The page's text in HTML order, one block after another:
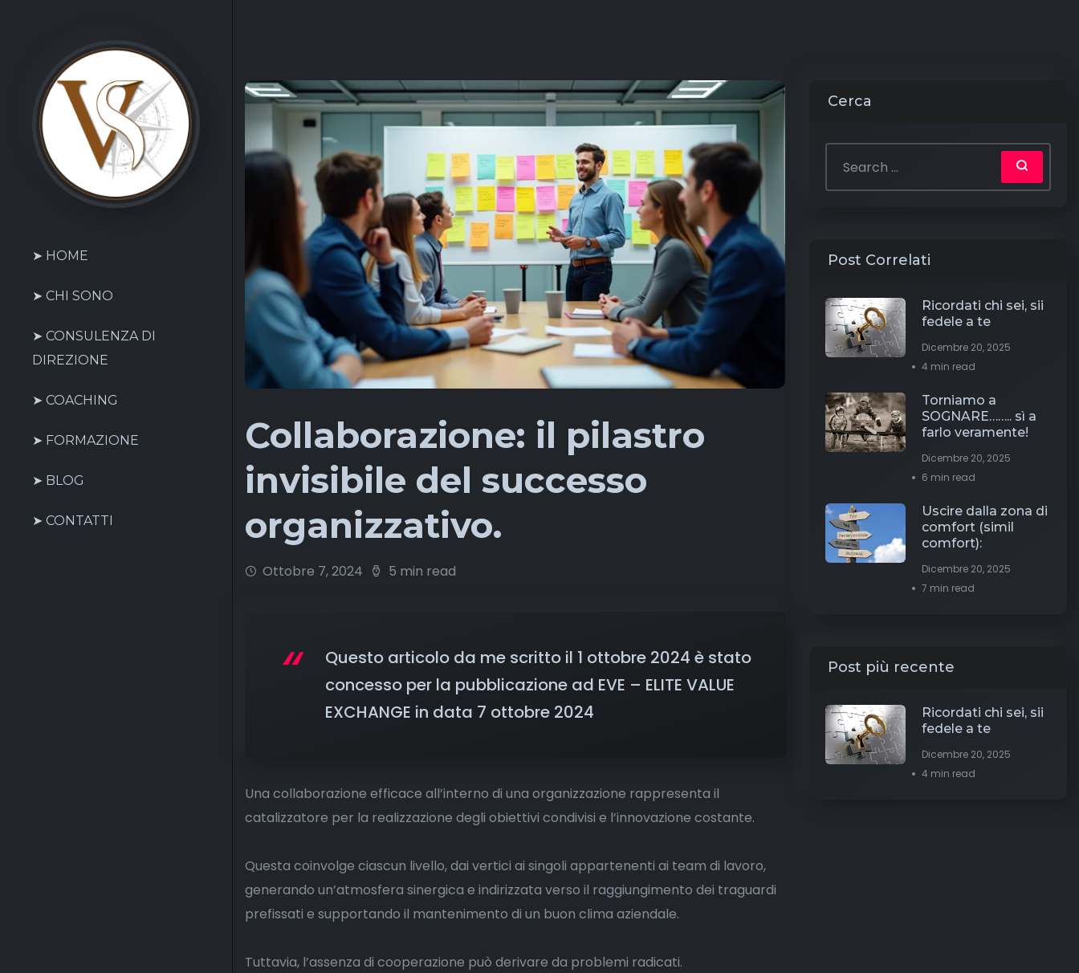
➤ HOME
➤ CHI SONO
➤ CONSULENZA DI
DIREZIONE
➤ COACHING
➤ FORMAZIONE
➤ BLOG
➤ CONTATTI
Collaborazione: il pilastro
invisibile del successo
organizzativo.
Ottobre 7, 2024 5 min read
Questo articolo da me scritto il 1 ottobre 2024 è stato
concesso per la pubblicazione ad EVE – ELITE VALUE
EXCHANGE in data 7 ottobre 2024
Una collaborazione efficace all’interno di una organizzazione rappresenta il
catalizzatore per la realizzazione degli obiettivi condivisi e l’innovazione costante.
Questa coinvolge ciascun livello, dai vertici ai singoli appartenenti ai team di lavoro,
generando un’atmosfera sinergica e indirizzata verso il raggiungimento dei traguardi
prefissati e supportando il mantenimento di un buon clima aziendale.
Tuttavia, l’assenza di cooperazione può derivare da problemi radicati.
Cerca
Post Correlati
Ricordati chi sei, sii
fedele a te
Dicembre 20, 2025
4 min read
Torniamo a
SOGNARE…….. sì a
farlo veramente!
Dicembre 20, 2025
6 min read
Uscire dalla zona di
comfort (simil
comfort):
Dicembre 20, 2025
7 min read
Post più recente
Ricordati chi sei, sii
fedele a te
Dicembre 20, 2025
4 min read